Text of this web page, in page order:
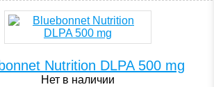
Nutrition DLPA 500 mg
Нет в наличии